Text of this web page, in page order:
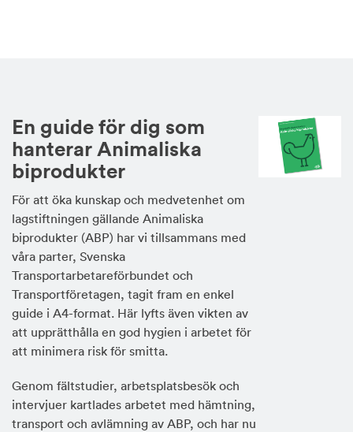
En guide för dig som
hanterar Animaliska
biprodukter
För att öka kunskap och medvetenhet om
lagstiftningen gällande Animaliska
biprodukter (ABP) har vi tillsammans med
våra parter, Svenska
Transportarbetareförbundet och
Transportföretagen, tagit fram en enkel
guide i A4-format. Här lyfts även vikten av
att upprätthålla en god hygien i arbetet för
att minimera risk för smitta.
Genom fältstudier, arbetsplatsbesök och
intervjuer kartlades arbetet med hämtning,
transport och avlämning av ABP, och har nu